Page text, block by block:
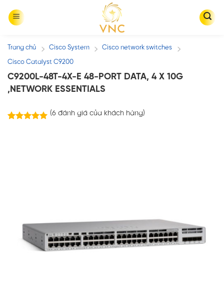
Trang chủ / Cisco System / Cisco network switches /
Cisco Catalyst C9200
C9200L-48T-4X-E 48-PORT DATA, 4 X 10G
,NETWORK ESSENTIALS
(6đánh giá của khách hàng)